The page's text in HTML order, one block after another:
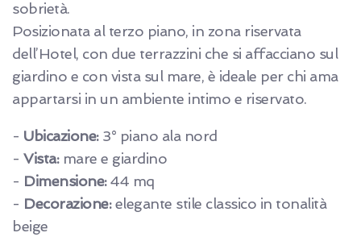
sobrietà.
Posizionata al terzo piano, in zona riservata
dell’Hotel, con due terrazzini che si affacciano sul
giardino e con vista sul mare, è ideale per chi ama
appartarsi in un ambiente intimo e riservato.
- Ubicazione:3° piano ala nord
- Vista:mare e giardino
- Dimensione:44 mq
- Decorazione:elegante stile classico in tonalità
beige